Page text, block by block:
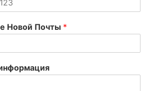
Новой Почты *